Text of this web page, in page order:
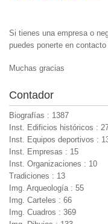
Si tienes una empresa o
puedes ponerte en
Muchas gracias
Contador
Biografías : 1387
Inst. Edificios históricos :
Inst. Equipos deportivos :
Inst. Empresas : 15
Inst. Organizaciones : 10
Tradiciones : 13
Img. Arqueología : 55
Img. Carteles : 66
Img. Cuadros : 369